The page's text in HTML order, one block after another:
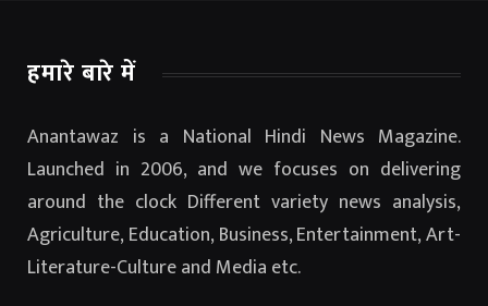
हमारे बारे में
Anantawaz is a National Hindi News Magazine.
Launched in 2006, and we focuses on delivering
around the clock Different variety news analysis,
Agriculture, Education, Business, Entertainment, Art-
Literature-Culture and Media etc.